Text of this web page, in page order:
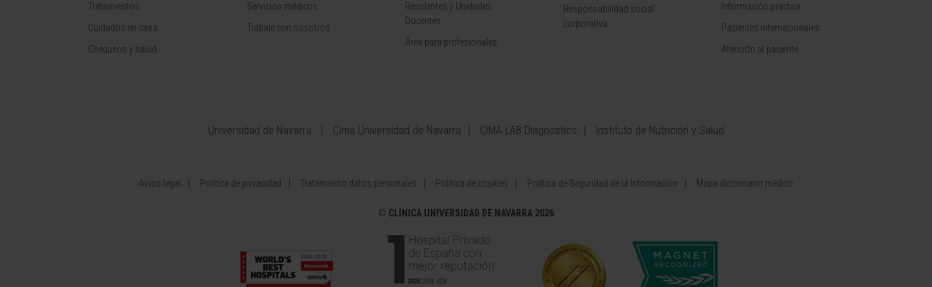
Tratamientos
Cuidados en casa
Chequeos y salud
Servicios médicos
Trabaje con nosotros
Residentes y Unidades
Docentes
Área para profesionales
Responsabilidad social
corporativa
Información práctica
Pacientes internacionales
Atención al paciente
Universidad de Navarra Cima Universidad de Navarra CIMA LAB Diagnostics Instituto de Nutrición y Salud
Aviso legal Política de privacidad Tratamiento datos personales Política de cookies Política de Seguridad de la Información Mapa diccionario médico
© CLÍNICA UNIVERSIDAD DE NAVARRA 2026